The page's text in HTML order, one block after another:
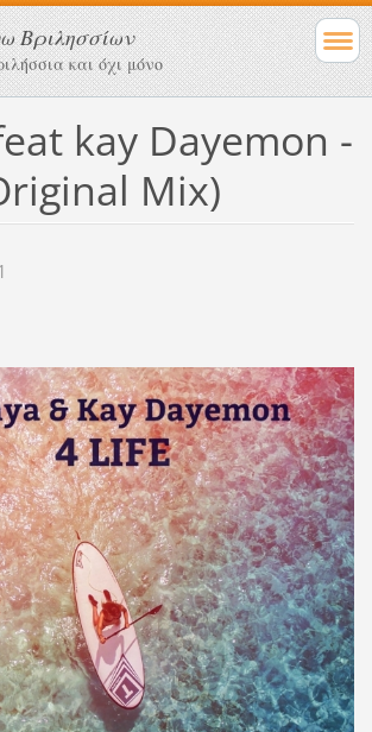
Βριλησσίων
και όχι μόνο
kay Dayemon -
Mix)